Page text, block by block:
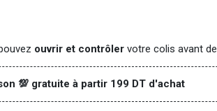
ouvrir et contrôler votre colis avant de
💯 gratuite à partir 199 DT d'achat